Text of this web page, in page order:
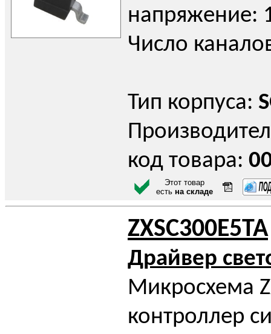
напряжение:
Число
Тип корпуса:
код товара:
Этот товар
есть на складе
ZXSC300E5TA
Драйвер
Микросхема
контроллер